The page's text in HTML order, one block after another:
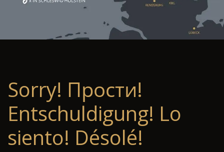
Sorry! Прости!
Entschuldigung! Lo
siento! Désolé!